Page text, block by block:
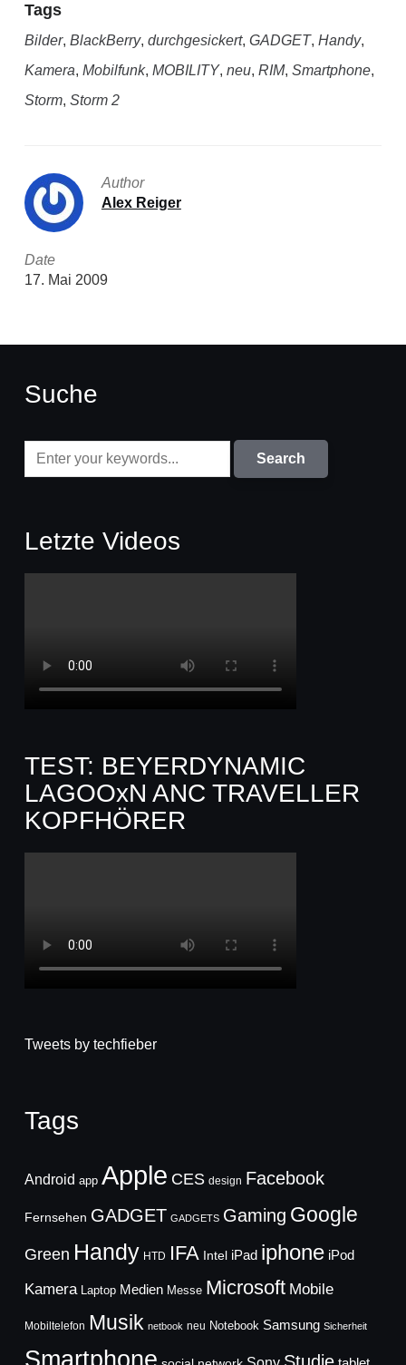
Tags
Bilder, BlackBerry, durchgesickert, GADGET, Handy,
Kamera, Mobilfunk, MOBILITY, neu, RIM, Smartphone,
Storm, Storm 2
Author
Alex Reiger
Date
17. Mai 2009
Suche
Letzte Videos
TEST: BEYERDYNAMIC
LAGOOxN ANC TRAVELLER
KOPFHÖRER
Tweets by techfieber
Tags
Android app Apple CES design Facebook
Fernsehen GADGET GADGETS Gaming Google
Green Handy HTD IFA Intel iPad iphone iPod
Kamera Laptop Medien Messe Microsoft Mobile
Mobiltelefon Musik netbook neu Notebook Samsung Sicherheit
Smartphone